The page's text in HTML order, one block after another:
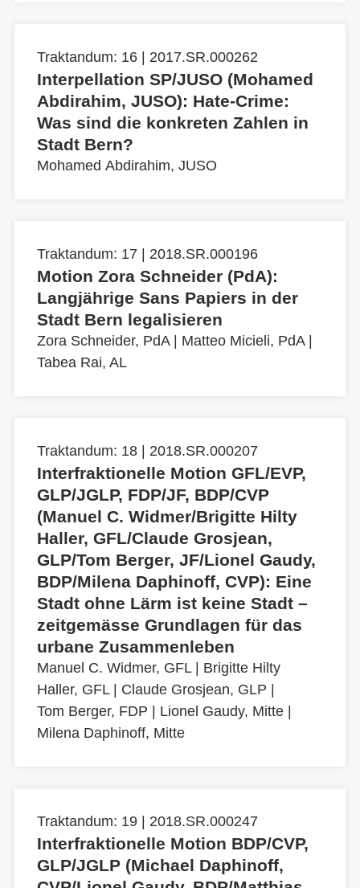
Traktandum: 16 | 2017.SR.000262
Interpellation SP/JUSO (Mohamed
Abdirahim, JUSO): Hate-Crime:
Was sind die konkreten Zahlen in
Stadt Bern?
Mohamed Abdirahim, JUSO
Traktandum: 17 | 2018.SR.000196
Motion Zora Schneider (PdA):
Langjährige Sans Papiers in der
Stadt Bern legalisieren
Zora Schneider, PdA| Matteo Micieli, PdA|
Tabea Rai, AL
Traktandum: 18 | 2018.SR.000207
Interfraktionelle Motion GFL/EVP,
GLP/JGLP, FDP/JF, BDP/CVP
(Manuel C. Widmer/Brigitte Hilty
Haller, GFL/Claude Grosjean,
GLP/Tom Berger, JF/Lionel Gaudy,
BDP/Milena Daphinoff, CVP): Eine
Stadt ohne Lärm ist keine Stadt –
zeitgemässe Grundlagen für das
urbane Zusammenleben
Manuel C. Widmer, GFL| Brigitte Hilty
Haller, GFL| Claude Grosjean, GLP
Tom Berger, FDP
Lionel Gaudy, Mitte
Milena Daphinoff, Mitte
Traktandum: 19 | 2018.SR.000247
Interfraktionelle Motion BDP/CVP,
GLP/JGLP (Michael Daphinoff,